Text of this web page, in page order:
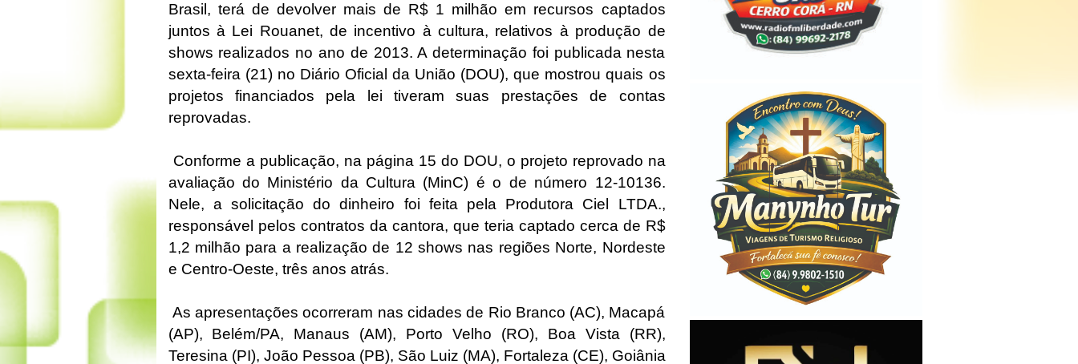
Brasil, terá de devolver mais de R$ 1 milhão em recursos captados
juntos à Lei Rouanet, de incentivo à cultura, relativos à produção de
shows realizados no ano de 2013. A determinação foi publicada nesta
sexta-feira (21) no Diário Oficial da União (DOU), que mostrou quais os
projetos financiados pela lei tiveram suas prestações de contas
reprovadas.
Conforme a publicação, na página 15 do DOU, o projeto reprovado na
avaliação do Ministério da Cultura (MinC) é o de número 12-10136.
Nele, a solicitação do dinheiro foi feita pela Produtora Ciel LTDA.,
responsável pelos contratos da cantora, que teria captado cerca de R$
1,2 milhão para a realização de 12 shows nas regiões Norte, Nordeste
e Centro-Oeste, três anos atrás.
As apresentações ocorreram nas cidades de Rio Branco (AC), Macapá
(AP), Belém/PA, Manaus (AM), Porto Velho (RO), Boa Vista (RR),
Teresina (PI), João Pessoa (PB), São Luiz (MA), Fortaleza (CE), Goiânia